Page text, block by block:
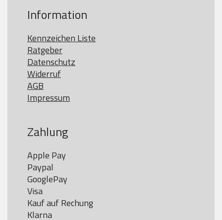
Information
Kennzeichen Liste
Ratgeber
Datenschutz
Widerruf
AGB
Impressum
Zahlung
Apple Pay
Paypal
GooglePay
Visa
Kauf auf Rechung
Klarna